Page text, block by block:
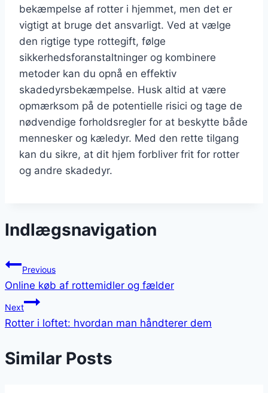
bekæmpelse af rotter i hjemmet, men det er
vigtigt at bruge det ansvarligt. Ved at vælge
den rigtige type rottegift, følge
sikkerhedsforanstaltninger og kombinere
metoder kan du opnå en effektiv
skadedyrsbekæmpelse. Husk altid at være
opmærksom på de potentielle risici og tage de
nødvendige forholdsregler for at beskytte både
mennesker og kæledyr. Med den rette tilgang
kan du sikre, at dit hjem forbliver frit for rotter
og andre skadedyr.
Indlægsnavigation
Previous
Online køb af rottemidler og fælder
Next
Rotter i loftet: hvordan man håndterer dem
Similar Posts